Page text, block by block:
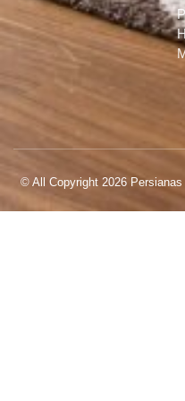
© All Copyright 2026